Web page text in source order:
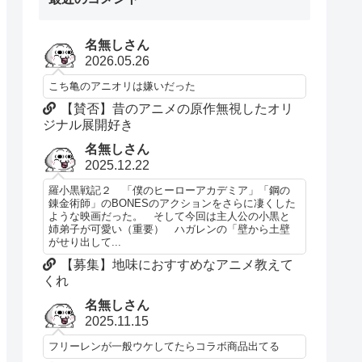
名無しさん
2026.05.26
こち亀のアニオリは嫌いだった
【賛否】昔のアニメの原作無視したオリ
ジナル展開好き
名無しさん
2025.12.22
羅小黒戦記２ 「僕のヒーローアカデミア」「鋼の
錬金術師」のBONESのアクションをさらに凄くした
ような映画だった。 そして今回は主人公の小黒と
姉弟子が可愛い（重要） ハガレンの「壁から土壁
がせり出して...
【募集】地味におすすめなアニメ教えて
くれ
名無しさん
2025.11.15
フリーレンが一般ウケしてたらコラボ商品出てる